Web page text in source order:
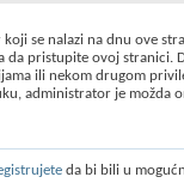
se nalazi na dnu ove
da pristupite ovoj stranici.
ili nekom drugom
administrator je možda
da bi bili u